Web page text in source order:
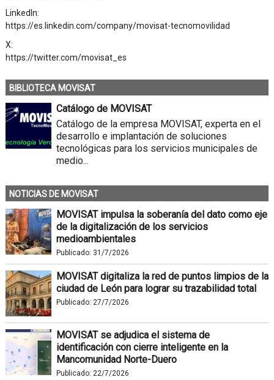
LinkedIn:
https://es.linkedin.com/company/movisat-tecnomovilidad
X:
https://twitter.com/movisat_es
BIBLIOTECA MOVISAT
Catálogo de MOVISAT
Catálogo de la empresa MOVISAT, experta en el
desarrollo e implantación de soluciones
tecnológicas para los servicios municipales de
medio...
NOTICIAS DE MOVISAT
MOVISAT impulsa la soberanía del dato como eje
de la digitalización de los servicios
medioambientales
Publicado: 31/7/2026
MOVISAT digitaliza la red de puntos limpios de la
ciudad de León para lograr su trazabilidad total
Publicado: 27/7/2026
MOVISAT se adjudica el sistema de
identificación con cierre inteligente en la
Mancomunidad Norte-Duero
Publicado: 22/7/2026